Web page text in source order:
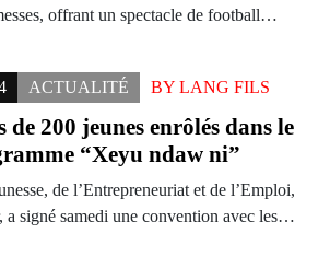
offrant un spectacle de football…
ACTUALITÉ BY LANG FILS
200 jeunes enrôlés dans le
“Xeyu ndaw ni”
de l’Entrepreneuriat et de l’Emploi,
a signé samedi une convention avec les…